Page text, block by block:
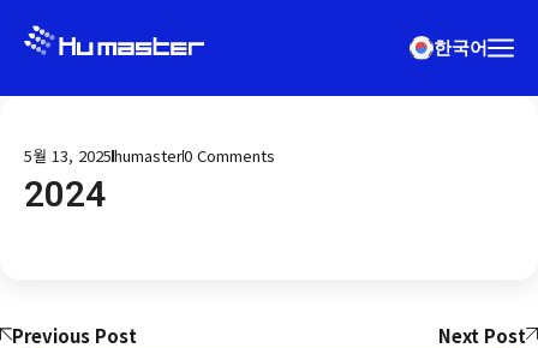
한국어
5월 13, 2025humaster0 Comments
2024
Previous Post Next Post